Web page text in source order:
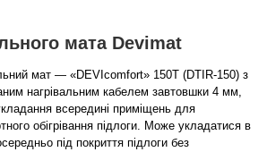
мата Devimat
мат — «DEVIcomfort» 150T (DTIR-150) з
нагрівальним кабелем завтовшки 4 мм,
всередині приміщень для
обігрівання підлоги. Може укладатися в
під покриття підлоги без